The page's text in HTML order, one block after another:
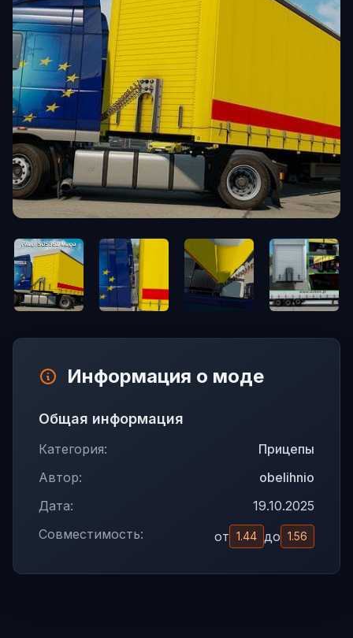
Информация о моде
Общая информация
Категория:
Прицепы
Автор:
obelihnio
Дата:
19.10.2025
Совместимость:
от 1.44 до 1.56